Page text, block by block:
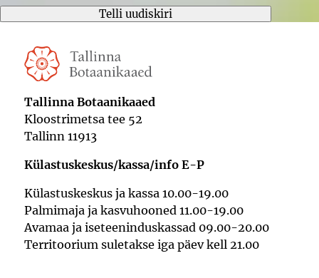
Telli uudiskiri
Tallinna Botaanikaaed
Kloostrimetsa tee 52
Tallinn 11913
Külastuskeskus/kassa/info E-P
Külastuskeskus ja kassa 10.00-19.00
Palmimaja ja kasvuhooned 11.00-19.00
Avamaa ja iseteeninduskassad 09.00-20.00
Territoorium suletakse iga päev kell 21.00